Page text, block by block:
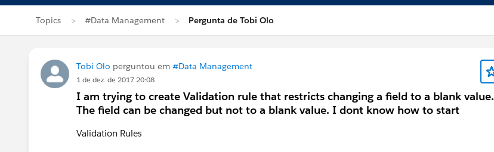
Topics #Data Management Pergunta de Tobi Olo
Tobi Olo perguntou em #Data Management
1 de dez. de 2017 20:08
I am trying to create Validation rule that restricts changing a field to a blank value.
The field can be changed but not to a blank value. I dont know how to start
Validation Rules